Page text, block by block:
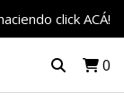
click ACÁ!
0